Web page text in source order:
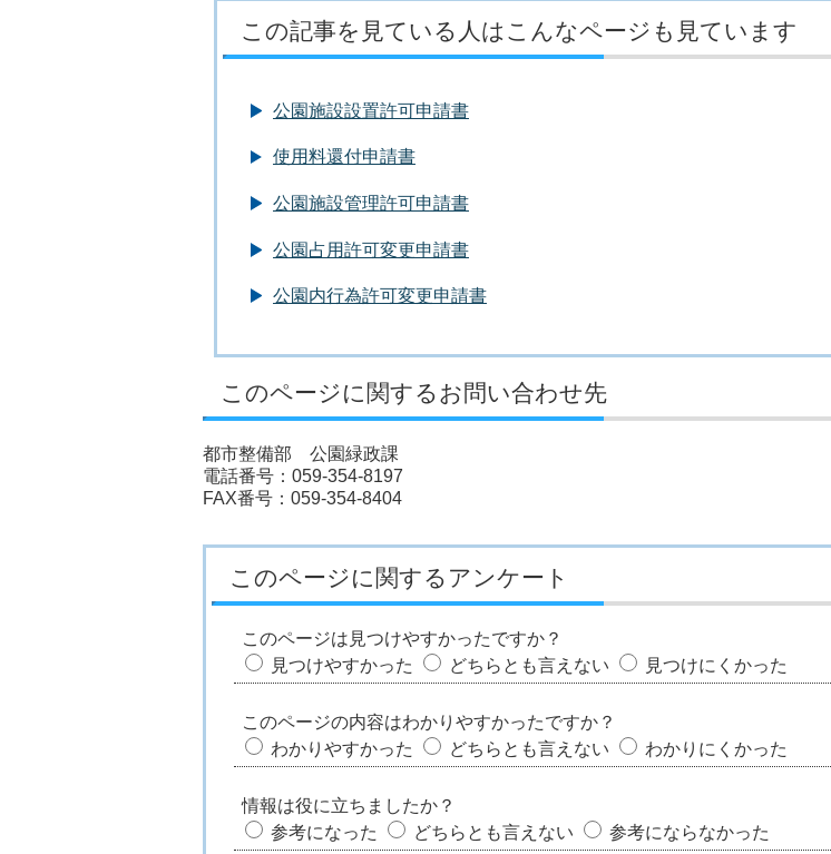
この記事を見ている人はこんなページも見ています
公園施設設置許可申請書
使用料還付申請書
公園施設管理許可申請書
公園占用許可変更申請書
公園内行為許可変更申請書
このページに関するお問い合わせ先
都市整備部 公園緑政課
電話番号：059-354-8197
FAX番号：059-354-8404
このページに関するアンケート
このページは見つけやすかったですか？
見つけやすかった
どちらとも言えない 見つけにくかった
このページの内容はわかりやすかったですか？
わかりやすかった
どちらとも言えない わかりにくかった
情報は役に立ちましたか？
参考になった
どちらとも言えない 参考にならなかった